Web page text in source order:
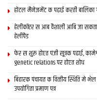
होटल मैनेजमेंट क पढ़ाई करती
हेलीकॉप्टर स आब वैशाली आबि जा
हेलीपैड
फेर स शुरू होएत पंजी सूत्रक पढाई,
genetic relations पर होएत शोध
बिहारक पंचायत क वित्‍तीय स्थिति मे
उपयोगिता प्रमाण पत्र